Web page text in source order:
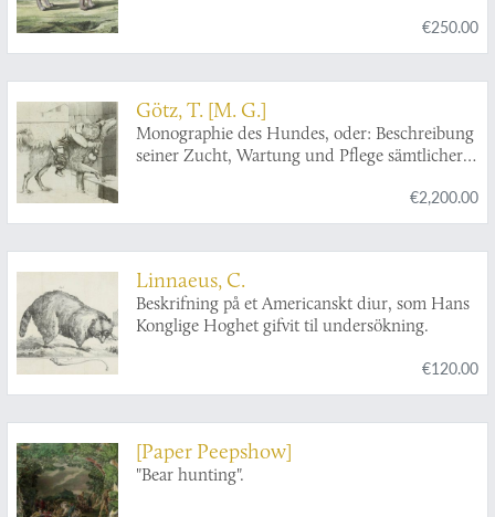
€250.00
Götz, T. [M. G.]
Monographie des Hundes, oder: Beschreibung
seiner Zucht, Wartung und Pflege sämtlicher
Bekanntmachung des ursprünglichen
dieses Thier-Geschlecht halten zu müssen, so
wie für jeden Liebhaber desselben. Gesammelt
und herausgegeben.
€2,200.00
Linnaeus, C.
Beskrifning på et Americanskt diur, som Hans
Konglige Hoghet gifvit til undersökning.
€120.00
[Paper Peepshow]
"Bear hunting".